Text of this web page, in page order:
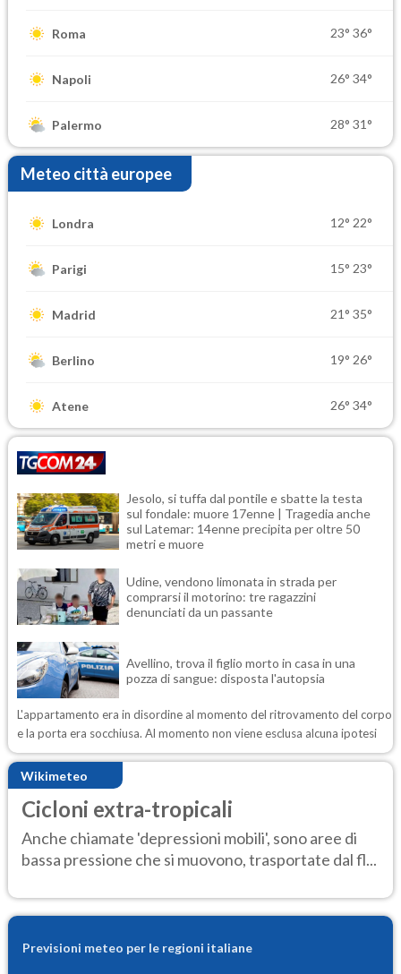
Roma 23° 36°
Napoli 26° 34°
Palermo 28° 31°
Meteo città europee
Londra 12° 22°
Parigi 15° 23°
Madrid 21° 35°
Berlino 19° 26°
Atene 26° 34°
Jesolo, si tuffa dal pontile e sbatte la testa
sul fondale: muore 17enne | Tragedia anche
sul Latemar: 14enne precipita per oltre 50
metri e muore
Udine, vendono limonata in strada per
comprarsi il motorino: tre ragazzini
denunciati da un passante
Avellino, trova il figlio morto in casa in una
pozza di sangue: disposta l'autopsia
L'appartamento era in disordine al momento del ritrovamento del corpo
e la porta era socchiusa. Al momento non viene esclusa alcuna ipotesi
Wikimeteo
Cicloni extra-tropicali
Anche chiamate 'depressioni mobili', sono aree di
bassa pressione che si muovono, trasportate dal fl...
Previsioni meteo per le regioni italiane